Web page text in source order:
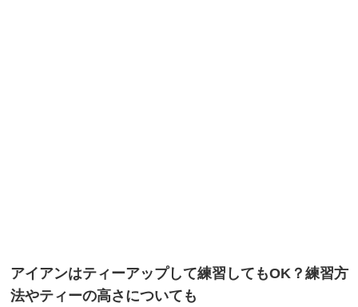
アイアンはティーアップして練習してもOK？練習方
法やティーの高さについても